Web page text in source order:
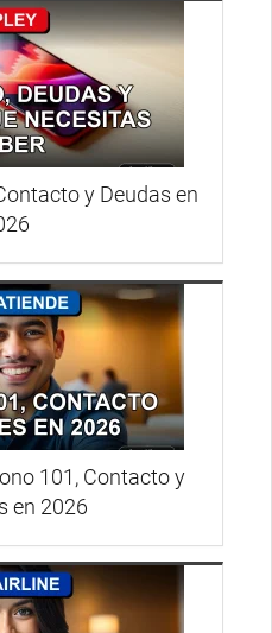
y Deudas en
101, Contacto y
en 2026